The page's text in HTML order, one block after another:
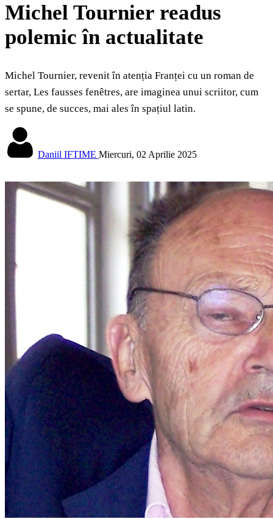
Michel Tournier readus
polemic în actualitate
Michel Tournier, revenit în atenția Franței cu un roman de
sertar, Les fausses fenêtres, are imaginea unui scriitor, cum
se spune, de succes, mai ales în spațiul latin.
Daniil IFTIME Miercuri, 02 Aprilie 2025